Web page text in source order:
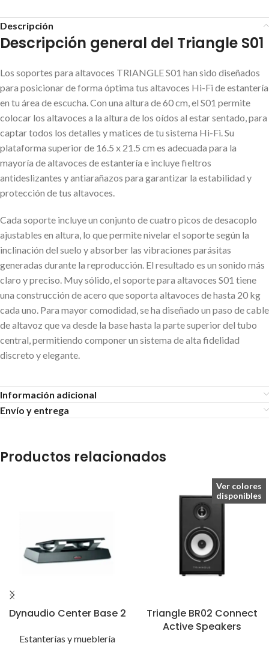
Descripción
Descripción general del Triangle S01
Los soportes para altavoces TRIANGLE S01 han sido diseñados
para posicionar de forma óptima tus altavoces Hi-Fi de estantería
en tu área de escucha. Con una altura de 60 cm, el S01 permite
colocar los altavoces a la altura de los oídos al estar sentado, para
captar todos los detalles y matices de tu sistema Hi-Fi. Su
plataforma superior de 16.5 x 21.5 cm es adecuada para la
mayoría de altavoces de estantería e incluye fieltros
antideslizantes y antiarañazos para garantizar la estabilidad y
protección de tus altavoces.
Cada soporte incluye un conjunto de cuatro picos de desacoplo
ajustables en altura, lo que permite nivelar el soporte según la
inclinación del suelo y absorber las vibraciones parásitas
generadas durante la reproducción. El resultado es un sonido más
claro y preciso. Muy sólido, el soporte para altavoces S01 tiene
una construcción de acero que soporta altavoces de hasta 20 kg
cada uno. Para mayor comodidad, se ha diseñado un paso de cable
de altavoz que va desde la base hasta la parte superior del tubo
central, permitiendo componer un sistema de alta fidelidad
discreto y elegante.
Información adicional
Envío y entrega
Productos relacionados
Dynaudio Center Base 2
Estanterías y mueblería
Ver colores
disponibles
Triangle BR02 Connect
Active Speakers